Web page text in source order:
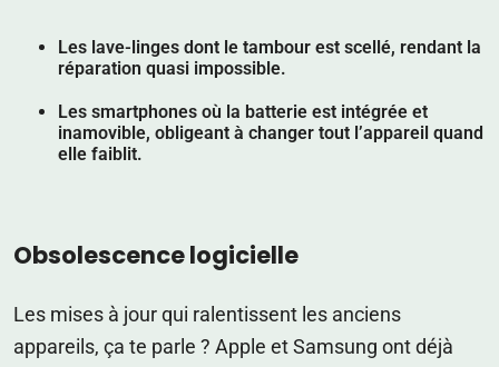
Les lave-linges dont le tambour est scellé, rendant la
réparation quasi impossible.
Les smartphones où la batterie est intégrée et
inamovible, obligeant à changer tout l’appareil quand
elle faiblit.
Obsolescence logicielle
Les mises à jour qui ralentissent les anciens
appareils, ça te parle ? Apple et Samsung ont déjà